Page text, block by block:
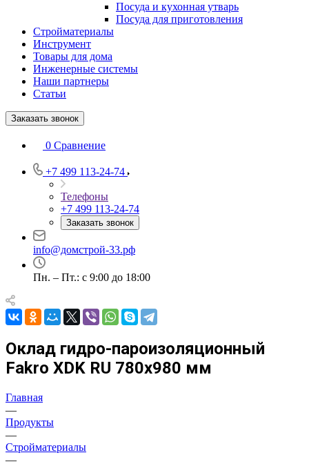
Посуда и кухонная утварь
Посуда для приготовления
Стройматериалы
Инструмент
Товары для дома
Инженерные системы
Наши партнеры
Статьи
Заказать звонок
0 Сравнение
+7 499 113-24-74
Телефоны
+7 499 113-24-74
Заказать звонок
info@домстрой-33.рф
Пн. – Пт.: с 9:00 до 18:00
Оклад гидро-пароизоляционный
Fakro XDK RU 780х980 мм
Главная
—
Продукты
—
Стройматериалы
—